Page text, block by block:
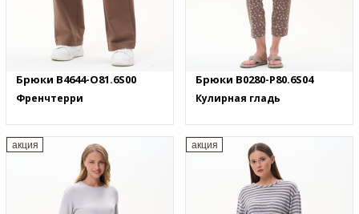
Брюки B4644-O81.6S00
Френчтерри
Брюки B0280-P80.6S04
Кулирная гладь
акция акция